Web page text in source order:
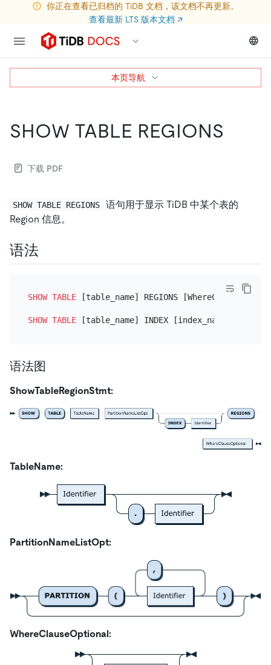
你正在查看已归档的 TiDB 文档，该文档不再更新。
查看最新 LTS 版本文档 ↗
SHOW TABLE REGIONS
下载 PDF
SHOW TABLE REGIONS
语句用于显示 TiDB 中某个表的
Region 信息。
语法
SHOW TABLE [table_name] REGIONS
SHOW TABLE
语法图
ShowTableRegionStmt:
TableName:
PartitionNameListOpt:
WhereClauseOptional:
本页导航